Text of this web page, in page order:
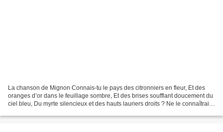
La chanson de Mignon Connais-tu le pays des citronniers en fleur, Et des
oranges d’or dans le feuillage sombre, Et des brises soufflant doucement du
ciel bleu, Du myrte silencieux et des hauts lauriers droits ? Ne le connaîtrais-